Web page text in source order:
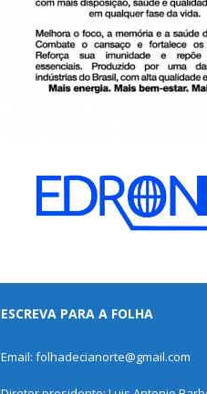
ESCREVA PARA A FOLHA
Email: folhadecianorte@gmail.com